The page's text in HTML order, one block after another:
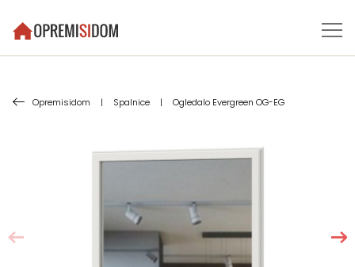
Opremisidom | Spalnice | Ogledalo Evergreen OG-EG